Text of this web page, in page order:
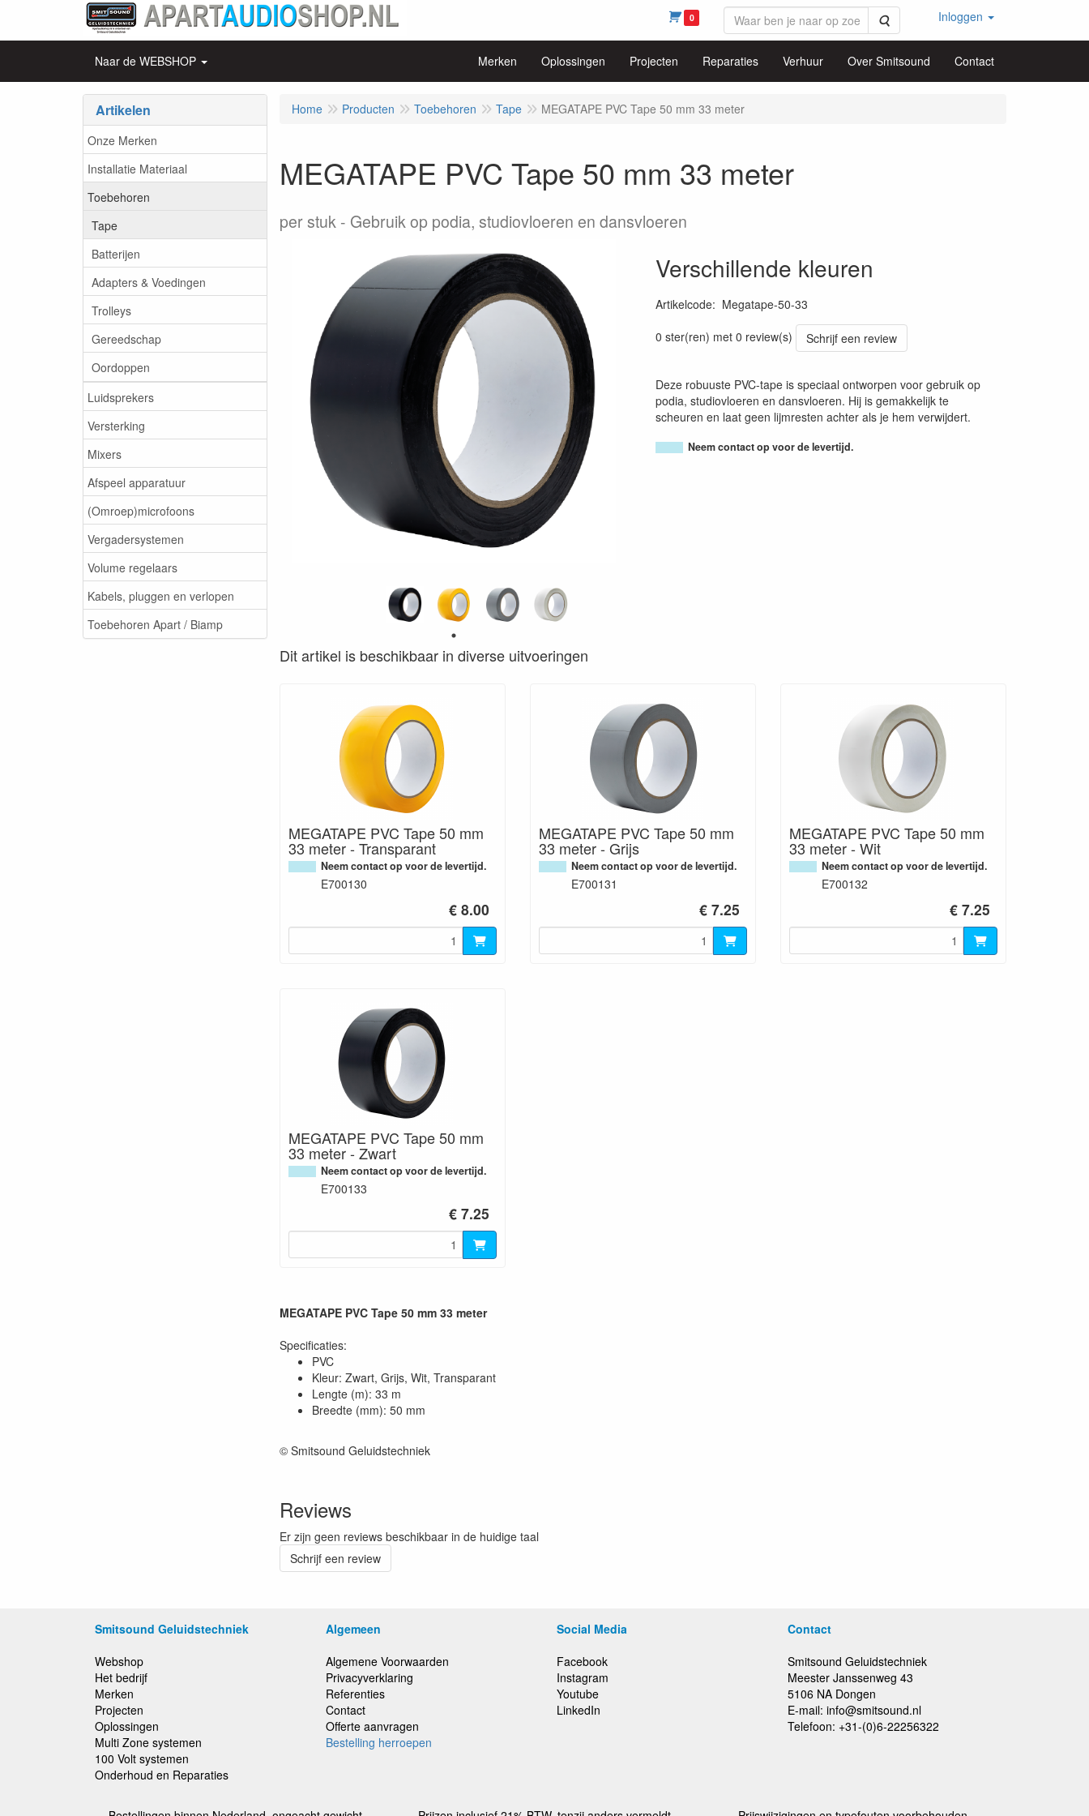
0 Zoeken Inloggen
Naar de WEBSHOP Merken Oplossingen Projecten Reparaties Verhuur Over Smitsound Contact
Artikelen
Onze Merken
Installatie Materiaal
Toebehoren
Tape
Batterijen
Adapters & Voedingen
Trolleys
Gereedschap
Oordoppen
Luidsprekers
Versterking
Mixers
Afspeel apparatuur
(Omroep)microfoons
Vergadersystemen
Volume regelaars
Kabels, pluggen en verlopen
Toebehoren Apart / Biamp
Home Producten Toebehoren Tape MEGATAPE PVC Tape 50 mm 33 meter
MEGATAPE PVC Tape 50 mm 33 meter
per stuk Gebruik op podia, studiovloeren en dansvloeren
Verschillende kleuren
Artikelcode: Megatape-50-33
0 ster(ren) met 0 review(s)
Schrijf een review
Deze robuuste PVC-tape is speciaal ontworpen voor gebruik op
podia, studiovloeren en dansvloeren. Hij is gemakkelijk te
scheuren en laat geen lijmresten achter als je hem verwijdert.
Neem contact op voor de levertijd.
Dit artikel is beschikbaar in diverse uitvoeringen
MEGATAPE PVC Tape 50 mm
33 meter - Transparant
Neem contact op voor de levertijd.
E700130
€ 8.00
MEGATAPE PVC Tape 50 mm
33 meter - Grijs
Neem contact op voor de levertijd.
E700131
€ 7.25
MEGATAPE PVC Tape 50 mm
33 meter - Wit
Neem contact op voor de levertijd.
E700132
€ 7.25
MEGATAPE PVC Tape 50 mm
33 meter - Zwart
Neem contact op voor de levertijd.
E700133
€ 7.25
MEGATAPE PVC Tape 50 mm 33 meter
Specificaties:
PVC
Kleur: Zwart, Grijs, Wit, Transparant
Lengte (m): 33 m
Breedte (mm): 50 mm
© Smitsound Geluidstechniek
Reviews
Er zijn geen reviews beschikbaar in de huidige taal
Schrijf een review
Smitsound Geluidstechniek
Webshop
Het bedrijf
Merken
Projecten
Oplossingen
Multi Zone systemen
100 Volt systemen
Onderhoud en Reparaties
Algemeen
Algemene Voorwaarden
Privacyverklaring
Referenties
Contact
Offerte aanvragen
Bestelling herroepen
Social Media
Facebook
Instagram
Youtube
LinkedIn
Contact
Smitsound Geluidstechniek
Meester Janssenweg 43
5106 NA Dongen
E-mail: info@smitsound.nl
Telefoon: +31-(0)6-22256322